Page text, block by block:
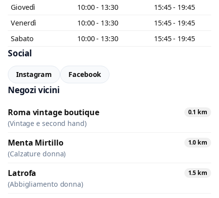
Giovedì
10:00 - 13:30
15:45 - 19:45
Venerdì
10:00 - 13:30
15:45 - 19:45
Sabato
10:00 - 13:30 15:45 - 19:45
Social
Instagram Facebook
Negozi vicini
Roma vintage boutique 0.1 km
(Vintage e second hand)
Menta Mirtillo 1.0 km
(Calzature donna)
Latrofa 1.5 km
(Abbigliamento donna)